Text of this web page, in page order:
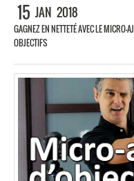
15 JAN 2018
GAGNEZ EN NETTETÉ AVEC LE MICRO-
OBJECTIFS